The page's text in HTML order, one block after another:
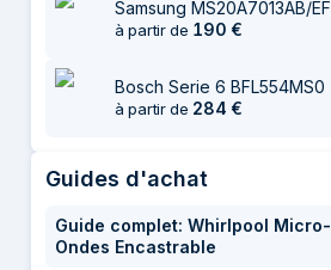
Samsung MS20A7013AB/EF
à partir de 190 €
Bosch Serie 6 BFL554MS0
à partir de 284 €
Guides d'achat
Guide complet: Whirlpool Micro-
Ondes Encastrable